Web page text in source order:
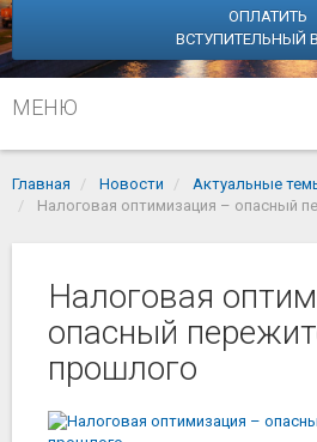
ОПЛАТИТЬ
ВСТУПИТЕЛЬНЫЙ
МЕНЮ
Главная Новости
Актуальные
Налоговая оптимизация – опасный
Налоговая
опасный
прошлого